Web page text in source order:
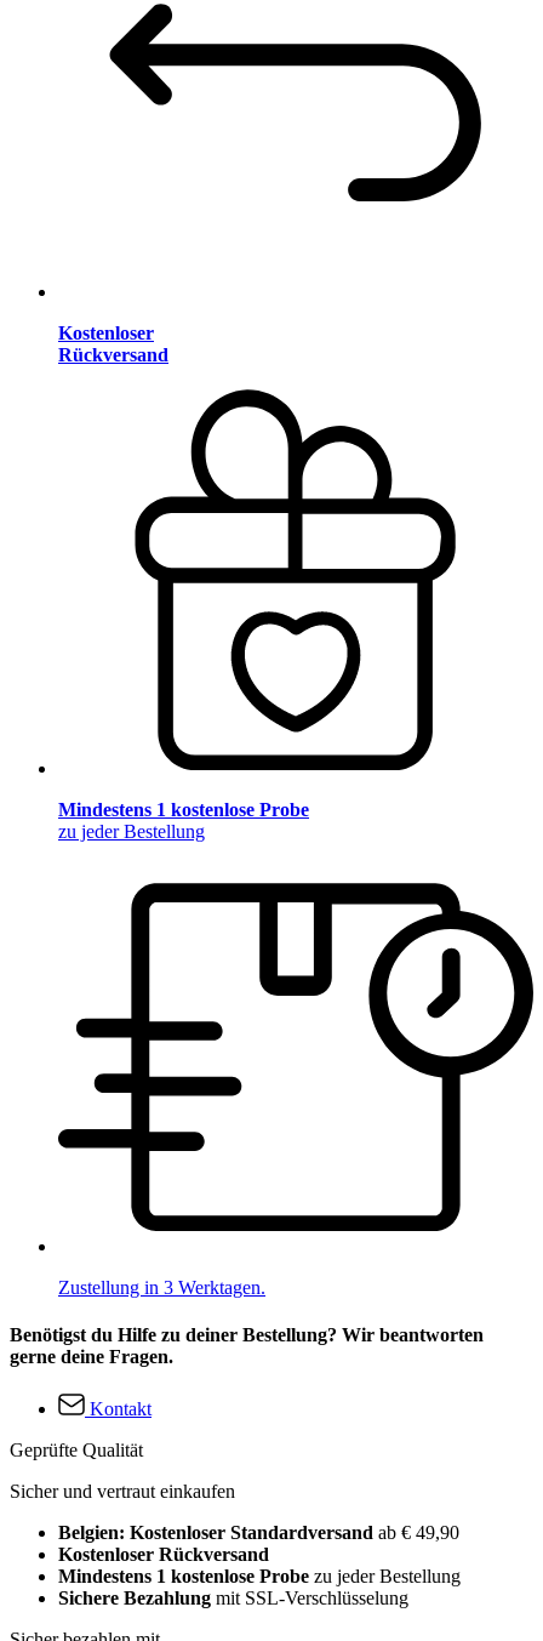
Kostenloser
Rückversand
Mindestens 1 kostenlose Probe
zu jeder Bestellung
Zustellung in 3 Werktagen.
Benötigst du Hilfe zu deiner Bestellung? Wir beantworten
gerne deine Fragen.
Kontakt
Geprüfte Qualität
Sicher und vertraut einkaufen
Belgien: Kostenloser Standardversand ab € 49,90
Kostenloser Rückversand
Mindestens 1 kostenlose Probe zu jeder Bestellung
Sichere Bezahlung mit SSL-Verschlüsselung